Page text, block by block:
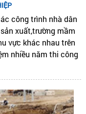
công trình nhà dân
xuất,trường mầm
vực khác nhau trên
nhiều năm thi công